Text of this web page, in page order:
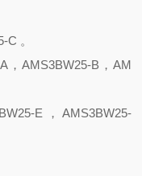
C 。
，AMS3BW25-B，AM
E，AMS3BW25-